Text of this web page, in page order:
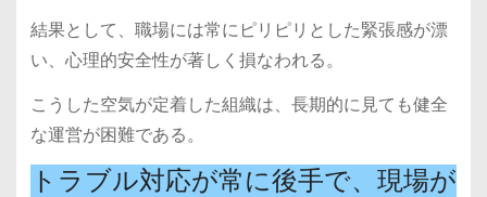
結果として、職場には常にピリピリとした緊張感が漂
い、心理的安全性が著しく損なわれる。
こうした空気が定着した組織は、長期的に見ても健全
な運営が困難である。
トラブル対応が常に後手で、現場が